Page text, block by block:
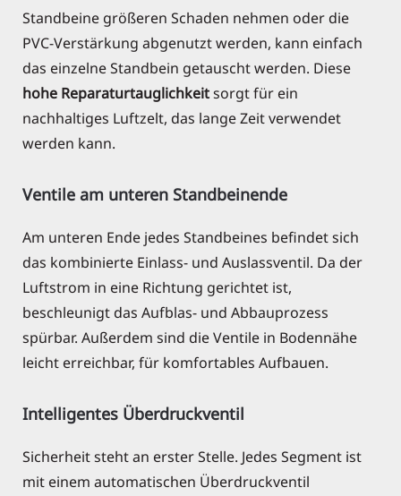
Standbeine größeren Schaden nehmen oder die
PVC-Verstärkung abgenutzt werden, kann einfach
das einzelne Standbein getauscht werden. Diese
hohe Reparaturtauglichkeitsorgt für ein
nachhaltiges Luftzelt, das lange Zeit verwendet
werden kann.
Ventile am unteren Standbeinende
Am unteren Ende jedes Standbeines befindet sich
das kombinierte Einlass- und Auslassventil. Da der
Luftstrom in eine Richtung gerichtet ist,
beschleunigt das Aufblas- und Abbauprozess
spürbar. Außerdem sind die Ventile in Bodennähe
leicht erreichbar, für komfortables Aufbauen.
Intelligentes Überdruckventil
Sicherheit steht an erster Stelle. Jedes Segment ist
mit einem automatischen Überdruckventil